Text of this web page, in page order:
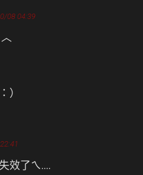
08 04:39
）
效了ㄟ....